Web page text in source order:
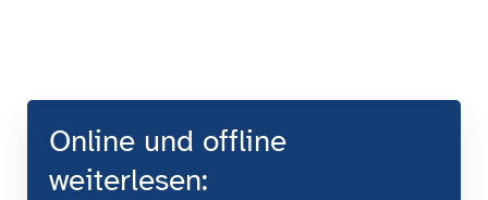
Online und offline
weiterlesen: